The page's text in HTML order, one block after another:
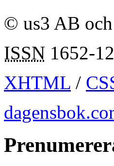
© us3 AB
ISSN 1652-
XHTML /